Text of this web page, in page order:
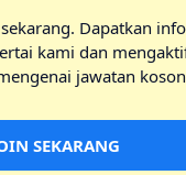
Dapatkan
kami dan
jawatan
SEKARANG